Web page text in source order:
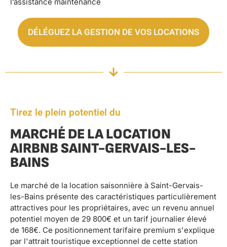
DÉLÉGUEZ LA GESTION DE VOS LOCATIONS
Tirez le plein potentiel du
MARCHÉ DE LA LOCATION
AIRBNB SAINT-GERVAIS-LES-
BAINS
Le marché de la location saisonnière à Saint-Gervais-
les-Bains présente des caractéristiques particulièrement
attractives pour les propriétaires, avec un revenu annuel
potentiel moyen de 29 800€ et un tarif journalier élevé
de 168€. Ce positionnement tarifaire premium s'explique
par l'attrait touristique exceptionnel de cette station